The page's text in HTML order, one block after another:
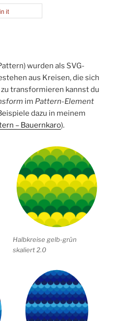
it
wurden als SVG-
aus Kreisen, die sich
transformieren kannst du
im Pattern-Element
dazu in meinem
– Bauernkaro).
Halbkreise gelb-grün
skaliert 2.0